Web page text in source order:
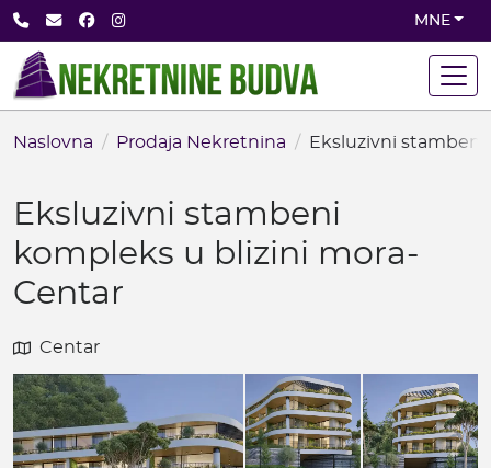
Skip
to
main
content
+382 68 891 710
office@nekretninebudva.com
FacebookInstagram MNE
Naslovna Prodaja Nekretnina Eksluzivni
Eksluzivni stambeni
kompleks u blizini mora-
Centar
Centar